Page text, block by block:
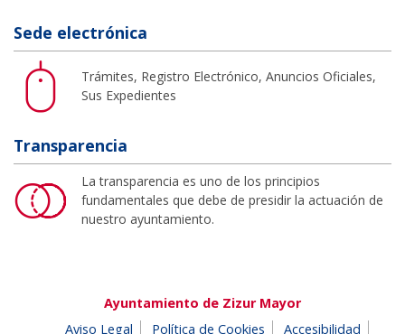
Sede electrónica
Trámites, Registro Electrónico, Anuncios Oficiales,
Sus Expedientes
Transparencia
La transparencia es uno de los principios
fundamentales que debe de presidir la actuación de
nuestro ayuntamiento.
Ayuntamiento de Zizur Mayor
Aviso Legal
Política de Cookies Accesibilidad